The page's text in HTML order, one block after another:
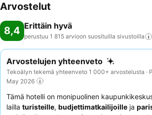
Arvostelut
8,4 Erittäin hyvä
perustuu 1 815 arvioon suosituilla sivustoilla
Arvostelujen yhteenveto
Tekoälyn tekemä yhteenveto 1 000+ arvostelusta ·
May 2026
Tämä hotelli on monipuolinen
lailla turisteille, budjettimatkailijoille ja